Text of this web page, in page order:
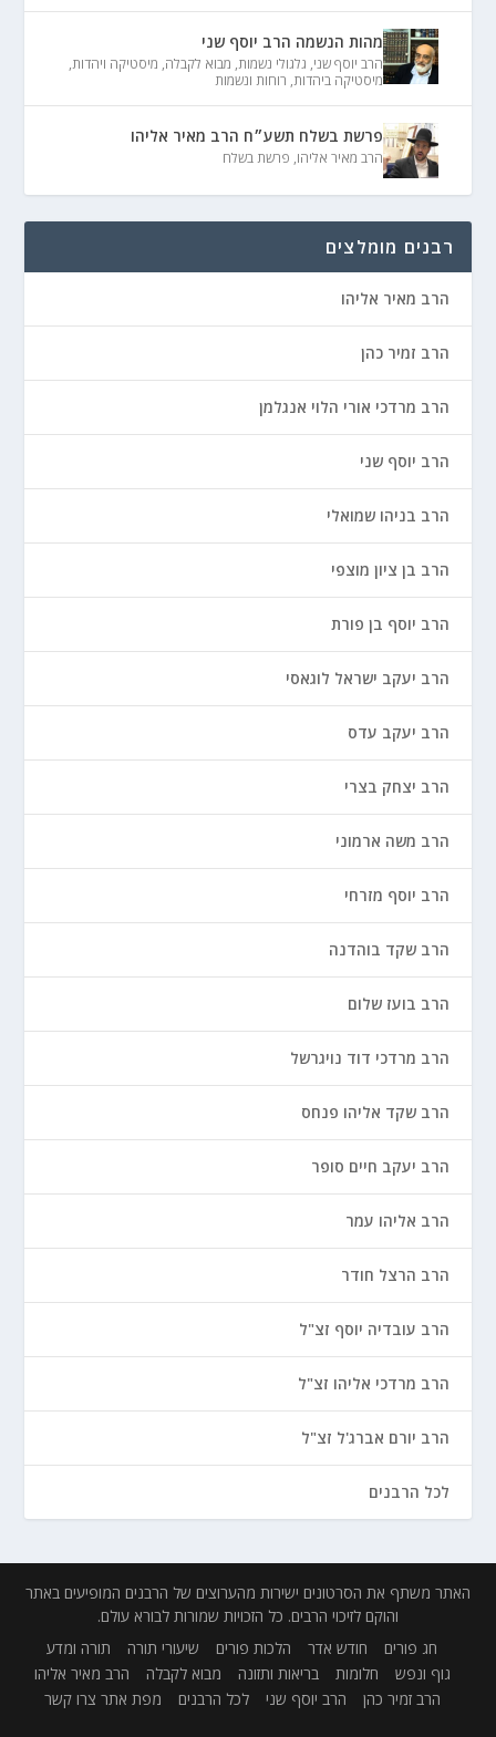
מהות הנשמה הרב יוסף שני
הרב יוסף שני, גלגולי נשמות, מבוא לקבלה, מיסטיקה ויהדות,
מיסטיקה ביהדות, רוחות ונשמות
פרשת בשלח תשע״ח הרב מאיר אליהו
הרב מאיר אליהו, פרשת בשלח
רבנים מומלצים
הרב מאיר אליהו
הרב זמיר כהן
הרב מרדכי אורי הלוי אנגלמן
הרב יוסף שני
הרב בניהו שמואלי
הרב בן ציון מוצפי
הרב יוסף בן פורת
הרב יעקב ישראל לוגאסי
הרב יעקב עדס
הרב יצחק בצרי
הרב משה ארמוני
הרב יוסף מזרחי
הרב שקד בוהדנה
הרב בועז שלום
הרב מרדכי דוד נויגרשל
הרב שקד אליהו פנחס
הרב יעקב חיים סופר
הרב אליהו עמר
הרב הרצל חודר
הרב עובדיה יוסף זצ"ל
הרב מרדכי אליהו זצ"ל
הרב יורם אברג'ל זצ"ל
לכל הרבנים
האתר משתף את הסרטונים ישירות מהערוצים של הרבנים המופיעים באתר
והוקם לזיכוי הרבים. כל הזכויות שמורות לבורא עולם.
חג פורים
חודש אדר הלכות פורים שיעורי תורה
תורה ומדע
גוף ונפש
חלומות בריאות ותזונה מבוא לקבלה
הרב מאיר אליהו
הרב זמיר כהן
הרב יוסף שני לכל הרבנים מפת אתר צרו קשר